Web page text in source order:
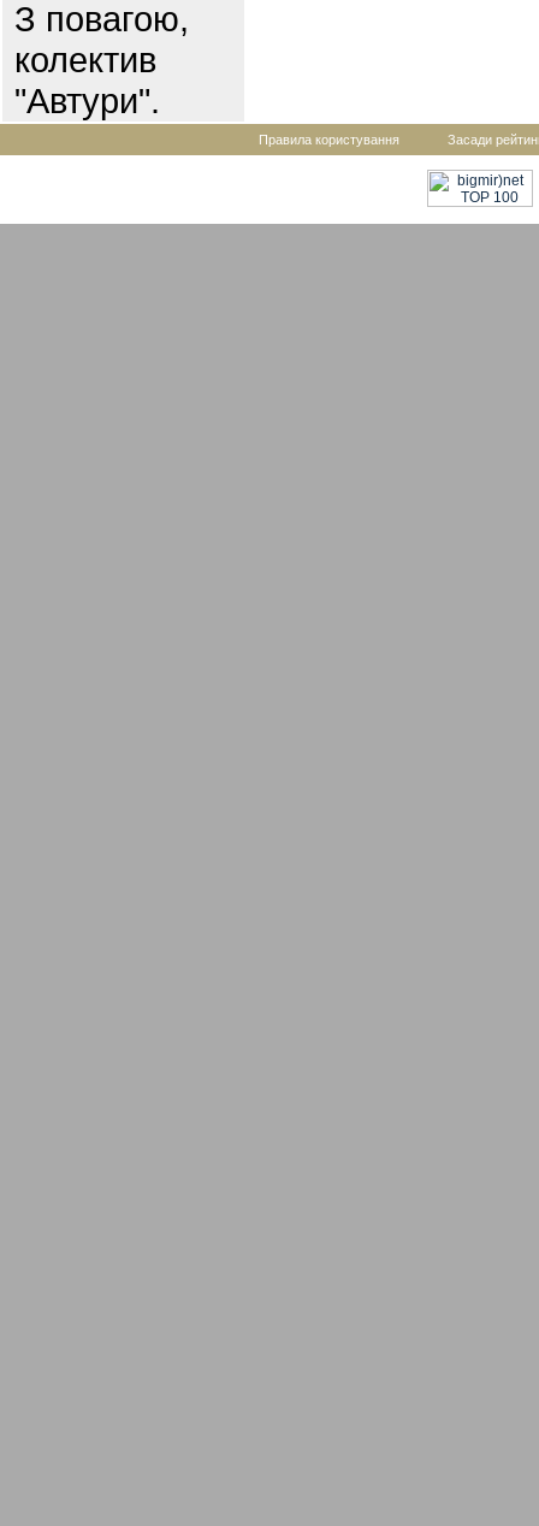
З повагою,
колектив
"Автури".
Правила користування Засади